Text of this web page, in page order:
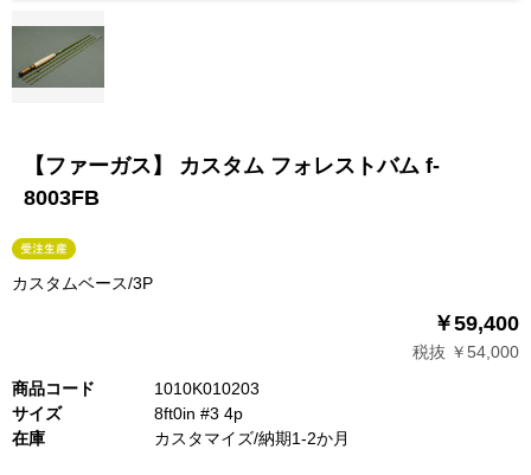
【ファーガス】 カスタム フォレストバム f-
8003FB
カスタムベース/3P
￥59,400
税抜 ￥54,000
商品コード
1010K010203
サイズ
8ft0in #3 4p
在庫
カスタマイズ/納期1-2か月